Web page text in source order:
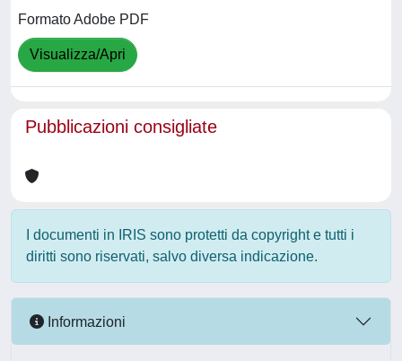
Formato Adobe PDF
Visualizza/Apri
Pubblicazioni consigliate
I documenti in IRIS sono protetti da copyright e tutti i
diritti sono riservati, salvo diversa indicazione.
Informazioni